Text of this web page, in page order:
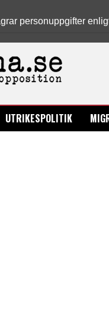
personuppgifter
UTRIKESPOLITIK